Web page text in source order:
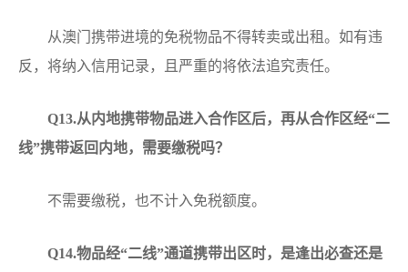
从澳门携带进境的免税物品不得转卖或出租。如有违
反，将纳入信用记录，且严重的将依法追究责任。
Q13.从内地携带物品进入合作区后，再从合作区经“二
线”携带返回内地，需要缴税吗？
不需要缴税，也不计入免税额度。
Q14.物品经“二线”通道携带出区时，是逢出必查还是